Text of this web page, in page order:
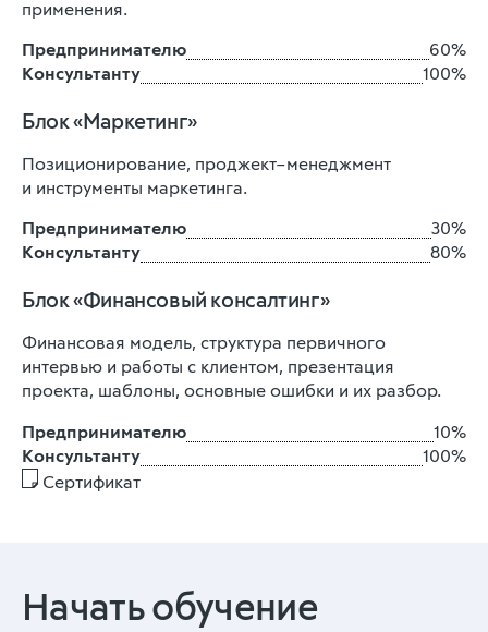
применения.
Предпринимателю
60%
Консультанту
100%
Блок «Маркетинг»
Позиционирование, проджект–менеджмент
и инструменты маркетинга.
Предпринимателю
30%
Консультанту
80%
Блок «Финансовый консалтинг»
Финансовая модель, структура первичного
интервью и работы с клиентом, презентация
проекта, шаблоны, основные ошибки и их разбор.
Предпринимателю
10%
Консультанту
100%
Сертификат
Начать обучение